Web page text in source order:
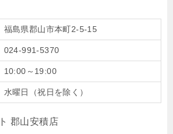
福島県郡山市本町2-5-15
024-991-5370
10:00～19:00
水曜日（祝日を除く）
郡山安積店